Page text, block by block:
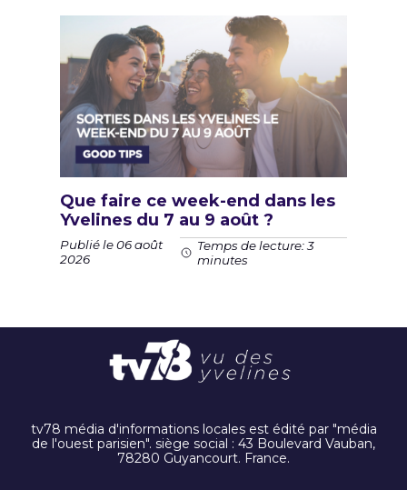
Que faire ce week-end dans les
Yvelines du 7 au 9 août ?
Publié le 06 août
2026
Temps de lecture: 3
minutes
tv78 média d'informations locales est édité par "média
de l'ouest parisien". siège social : 43 Boulevard Vauban,
78280 Guyancourt. France.